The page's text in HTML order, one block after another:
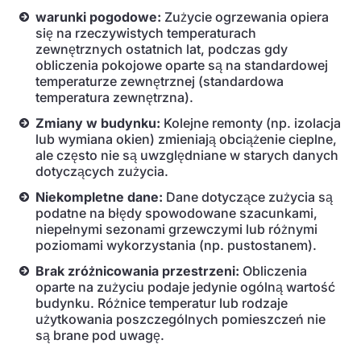
warunki pogodowe: Zużycie ogrzewania opiera
się na rzeczywistych temperaturach
zewnętrznych ostatnich lat, podczas gdy
obliczenia pokojowe oparte są na standardowej
temperaturze zewnętrznej (standardowa
temperatura zewnętrzna).
Zmiany w budynku: Kolejne remonty (np. izolacja
lub wymiana okien) zmieniają obciążenie cieplne,
ale często nie są uwzględniane w starych danych
dotyczących zużycia.
Niekompletne dane: Dane dotyczące zużycia są
podatne na błędy spowodowane szacunkami,
niepełnymi sezonami grzewczymi lub różnymi
poziomami wykorzystania (np. pustostanem).
Brak zróżnicowania przestrzeni: Obliczenia
oparte na zużyciu podaje jedynie ogólną wartość
budynku. Różnice temperatur lub rodzaje
użytkowania poszczególnych pomieszczeń nie
są brane pod uwagę.